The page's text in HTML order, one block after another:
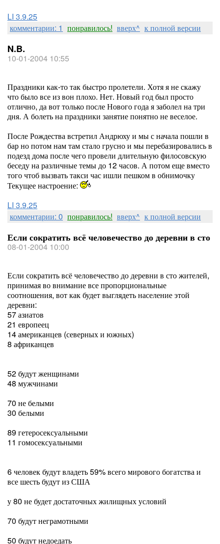
LI 3.9.25
комментарии: 1 понравилось! вверх^ к полной версии
N.B.
10-01-2004 10:55
Праздники как-то так быстро пролетели. Хотя я не скажу
что было все из вон плохо. Нет. Новый год был просто
отлично, да вот только после Нового года я заболел на три
дня. А болеть на праздники занятие понятно не веселое.
После Рождества встретил Андрюху и мы с начала пошли в
бар но потом нам там стало грусно и мы перебазировались в
подезд дома после чего провели длительную филосовскую
беседу на различные темы до 12 часов. А потом еще вместо
того чтоб вызвать такси час ишли пешком в обнимочку
Текущее настроение:
LI 3.9.25
комментарии: 0 понравилось! вверх^ к полной версии
Если сократить всё человечество до деревни в сто
08-01-2004 10:00
Если сократить всё человечество до деревни в сто жителей,
принимая во внимание все пропорциональные
соотношения, вот как будет выглядеть население этой
деревни:
57 азиатов
21 европеец
14 американцев (северных и южных)
8 африканцев
52 будут женщинами
48 мужчинами
70 не белыми
30 белыми
89 гетеросексуальными
11 гомосексуальными
6 человек будут владеть 59% всего мирового богатства и
все шесть будут из США
у 80 не будет достаточных жилищных условий
70 будут неграмотными
50 будут недоедать